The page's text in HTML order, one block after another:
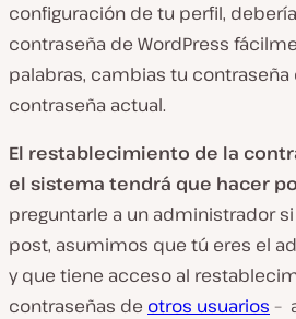
configuración de tu perfil,
contraseña de WordPress
palabras, cambias tu
contraseña actual.
El restablecimiento de la
el sistema tendrá que hacer
preguntarle a un administrador
post, asumimos que tú eres el
y que tiene acceso al
contraseñas de otros usuarios –